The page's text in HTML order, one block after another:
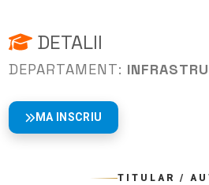
DETALII
DEPARTAMENT:
MA INSCRIU
TITULAR /